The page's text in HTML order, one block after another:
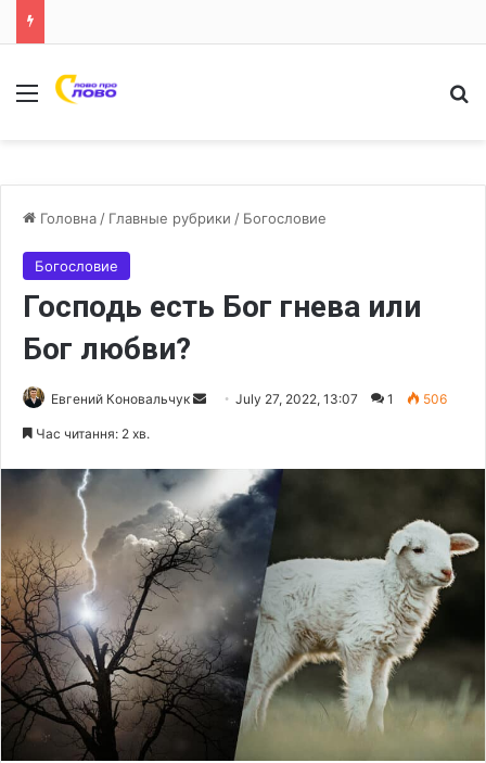
Меню
Головна / Главные рубрики / Богословие
Богословие
Господь есть Бог гнева или
Бог любви?
Евгений Коновальчук
a
n
e
l
July 27, 2022, 13:07 1 506
Час читання: 2 хв.